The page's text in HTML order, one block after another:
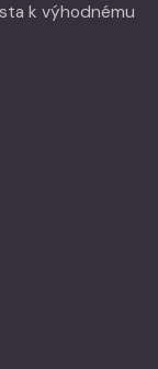
k výhodnému